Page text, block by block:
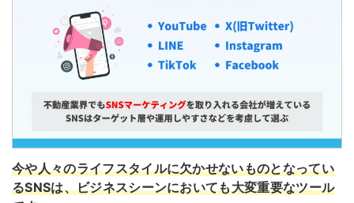
今や人々のライフスタイルに欠かせないものとなってい
るSNSは、ビジネスシーンにおいても大変重要なツール